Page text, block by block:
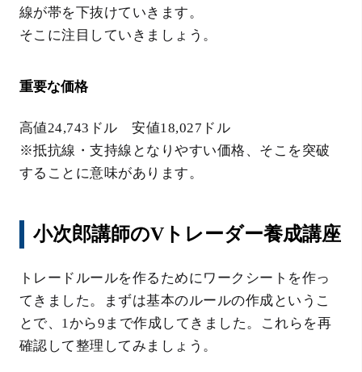
線が帯を下抜けていきます。
そこに注目していきましょう。
重要な価格
高値24,743ドル 安値18,027ドル
※抵抗線・支持線となりやすい価格、そこを突破
することに意味があります。
小次郎講師のVトレーダー養成講座
トレードルールを作るためにワークシートを作っ
てきました。まずは基本のルールの作成というこ
とで、1から9まで作成してきました。これらを再
確認して整理してみましょう。